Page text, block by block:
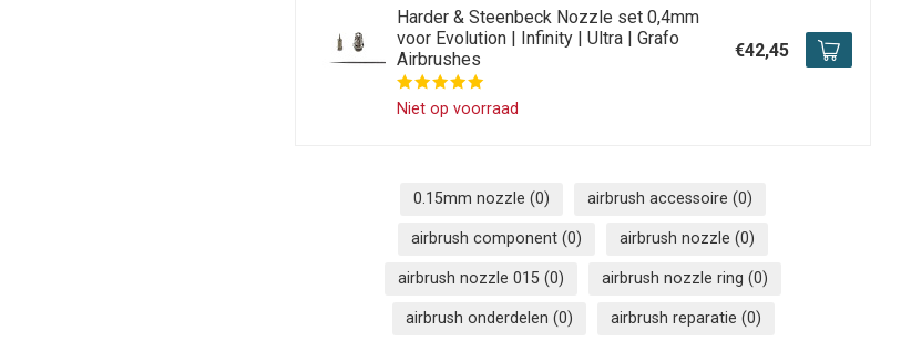
Harder & Steenbeck Nozzle set 0,4mm
voor Evolution | Infinity | Ultra | Grafo
Airbrushes
Niet op voorraad
€42,45
0.15mm nozzle (0) airbrush accessoire (0)
airbrush component (0) airbrush nozzle (0)
airbrush nozzle 015 (0) airbrush nozzle ring (0)
airbrush onderdelen (0) airbrush reparatie (0)